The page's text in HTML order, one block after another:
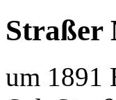
Straßer
um 1891